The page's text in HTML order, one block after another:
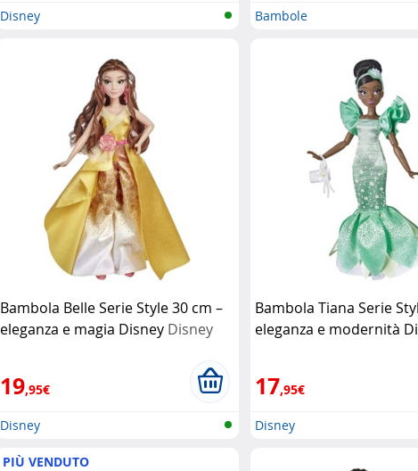
Disney Bambole
Bambola Belle Serie Style 30 cm –
eleganza e magia Disney Disney
19,95€
Disney
Bambola Tiana Serie
eleganza e modernità
17,95€
Disney
PIÙ VENDUTO